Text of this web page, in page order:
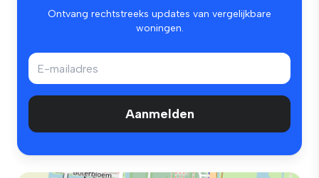
Ontvang rechtstreeks updates van vergelijkbare
woningen.
Aanmelden